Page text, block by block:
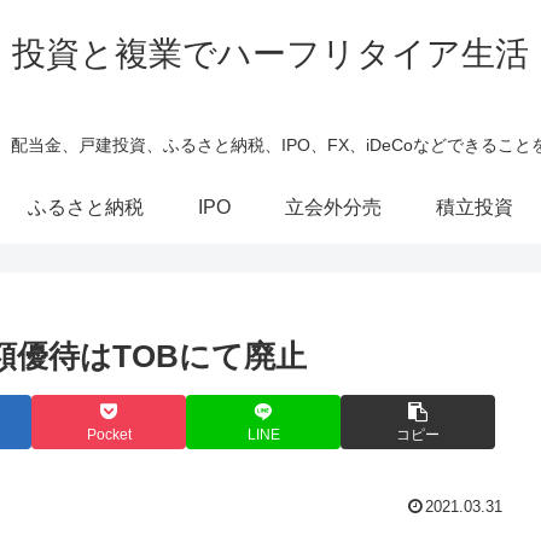
投資と複業でハーフリタイア生活
配当金、戸建投資、ふるさと納税、IPO、FX、iDeCoなどできること
ふるさと納税 IPO 立会外分売 積立投資
待はTOBにて廃止
Pocket LINE コピー
2021.03.31